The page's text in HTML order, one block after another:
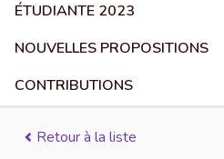
ÉTUDIANTE 2023
NOUVELLES PROPOSITIONS
CONTRIBUTIONS
Retour à la liste